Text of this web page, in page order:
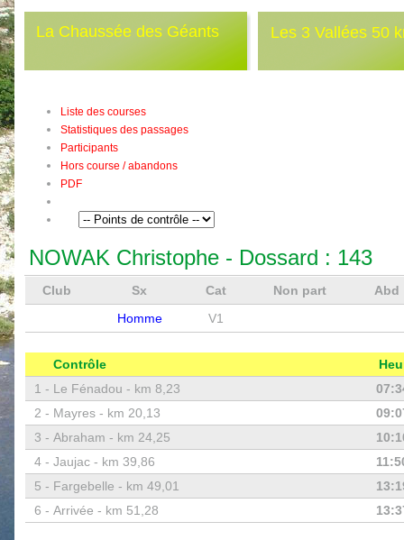
La Chaussée des Géants Les 3 Vallées 50
Liste des courses
Statistiques des passages
Participants
Hors course / abandons
PDF
NOWAK Christophe- Dossard : 143
Club Sx Cat Non part
Abd
Homme
V1
Contrôle
1 - Le Fénadou - km 8,23
2 - Mayres - km 20,13
3 - Abraham - km 24,25
4 - Jaujac - km 39,86
5 - Fargebelle - km 49,01
6 - Arrivée - km 51,28